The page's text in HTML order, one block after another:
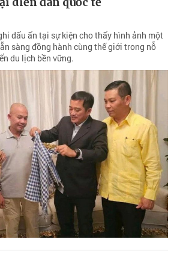
dấu ấn tại sự kiện cho thấy hình ảnh một
sàng đồng hành cùng thế giới trong nỗ
du lịch bền vững.